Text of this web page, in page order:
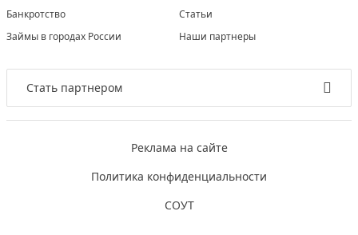
Банкротство
Займы в городах России
Статьи
Наши партнеры
Стать партнером
Реклама на сайте
Политика конфиденциальности
СОУТ